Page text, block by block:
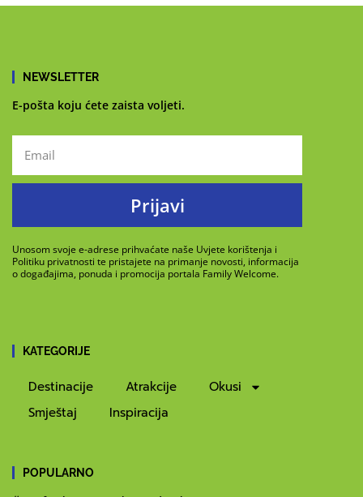
NEWSLETTER
E-pošta koju ćete zaista voljeti.
Prijavi
Unosom svoje e-adrese prihvaćate naše Uvjete korištenja i
Politiku privatnosti te pristajete na primanje novosti, informacija
o događajima, ponuda i promocija portala Family Welcome.
KATEGORIJE
Destinacije Atrakcije
Okusi
Smještaj
Inspiracija
POPULARNO